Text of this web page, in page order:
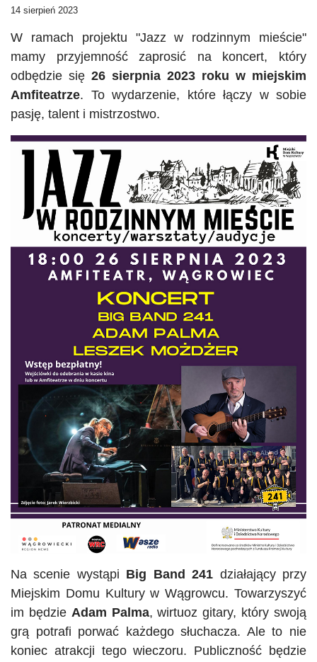
14 sierpień 2023
W ramach projektu "Jazz w rodzinnym mieście"
mamy przyjemność zaprosić na koncert, który
odbędzie się 26 sierpnia 2023 roku w miejskim
Amfiteatrze. To wydarzenie, które łączy w sobie
pasję, talent i mistrzostwo.
Na scenie wystąpi Big Band 241 działający przy
Miejskim Domu Kultury w Wągrowcu. Towarzyszyć
im będzie Adam Palma, wirtuoz gitary, który swoją
grą potrafi porwać każdego słuchacza. Aleto nie
koniec atrakcji tego wieczoru. Publiczność będzie